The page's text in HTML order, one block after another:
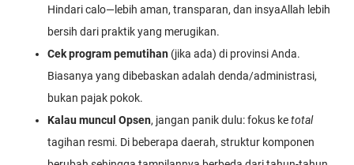
Hindari calo—lebih aman, transparan, dan insyaAllah lebih
bersih dari praktik yang merugikan.
Cek program pemutihan (jika ada) di provinsi Anda.
Biasanya yang dibebaskan adalah denda/administrasi,
bukan pajak pokok.
Kalau muncul Opsen, jangan panik dulu: fokus ketotal
tagihan resmi. Di beberapa daerah, struktur komponen